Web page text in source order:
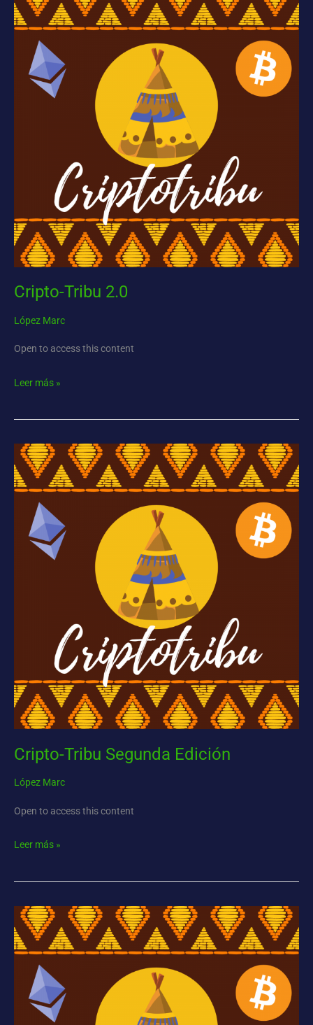
Cripto-Tribu 2.0
López Marc
Open to access this content
Tribu
2.0
Leer más »
Cripto-Tribu Segunda Edición
López Marc
Open to access this content
Cripto-
Tribu
Segunda
Edición
Leer más »
Cripto-
Tribu